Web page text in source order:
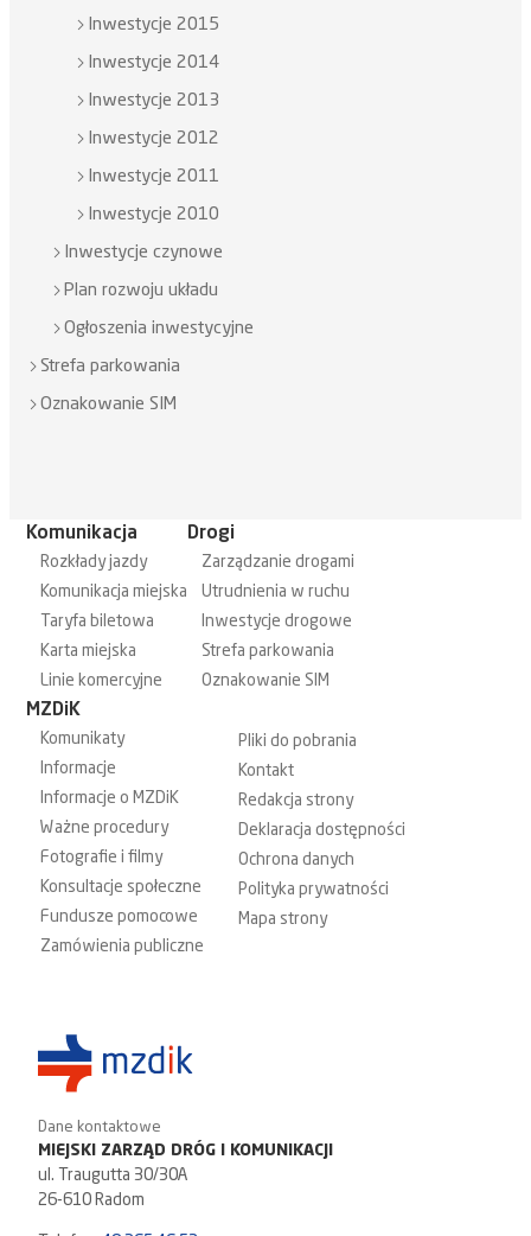
Inwestycje 2015
Inwestycje 2014
Inwestycje 2013
Inwestycje 2012
Inwestycje 2011
Inwestycje 2010
Inwestycje czynowe
Plan rozwoju układu
Ogłoszenia inwestycyjne
Strefa parkowania
Oznakowanie SIM
Komunikacja
Rozkłady jazdy
Komunikacja miejska
Taryfa biletowa
Karta miejska
Linie komercyjne
Drogi
Zarządzanie drogami
Utrudnienia w ruchu
Inwestycje drogowe
Strefa parkowania
Oznakowanie SIM
MZDiK
Komunikaty
Informacje
Informacje o MZDiK
Ważne procedury
Fotografie i filmy
Konsultacje społeczne
Fundusze pomocowe
Zamówienia publiczne
Pliki do pobrania
Kontakt
Redakcja strony
Deklaracja dostępności
Ochrona danych
Polityka prywatności
Mapa strony
Dane kontaktowe
MIEJSKI ZARZĄD DRÓG I KOMUNIKACJI
ul. Traugutta 30/30A
26-610 Radom